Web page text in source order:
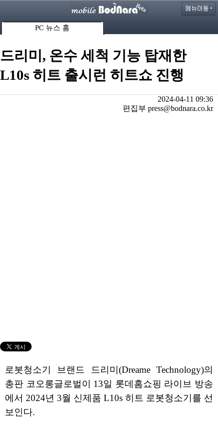
PC 뉴스 홈
드리미, 온수 세척 기능 탑재한
L10s 히트 출시런 히트쇼 진행
2024-04-11 09:36
편집부 press@bodnara.co.kr
로봇청소기 브랜드 드리미(Dreame Technology)의
총판 코오롱글로벌이 13일 롯데홈쇼핑 라이브 방송
에서 2024년 3월 신제품 L10s 히트 로봇청소기를 선
보인다.